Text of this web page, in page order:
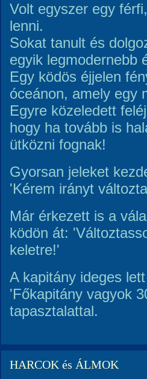
Volt egyszer egy
lenni.
Sokat tanult és
egyik legmodernebb
Egy ködös éjjelen
óceánon, amely egy
Egyre közeledett
hogy ha tovább is
ütközni fognak!
Gyorsan jeleket
'Kérem irányt
Már érkezett is a
ködön át:
keletre!'
A kapitány ideges
'Főkapitány vagyok
tapasztalattal.
HARCOK és ÁLMOK